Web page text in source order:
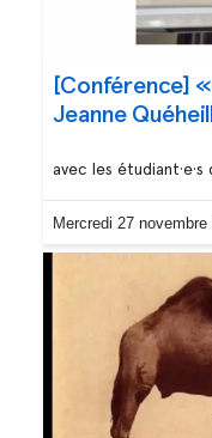
[Conférence]
Jeanne
avec les
Mercredi 27 novembre